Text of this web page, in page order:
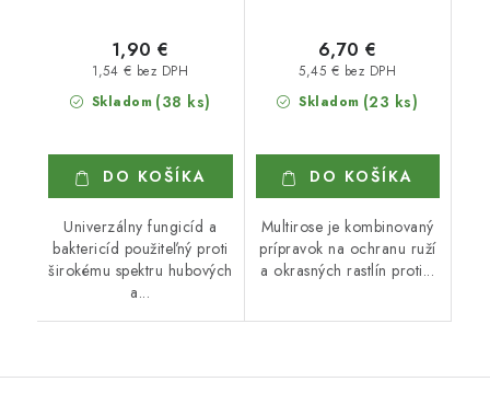
Skladom (38 ks)
1,54 € bez DPH
1,90 €
DO KOŠÍKA
Univerzálny fungicíd a
baktericíd použiteľný proti
širokému spektru hubových
a...
Skladom (23 ks)
5,45 € bez DPH
6,70 €
DO KOŠÍKA
Multirose je kombinovaný
prípravok na ochranu ruží
a okrasných rastlín proti...